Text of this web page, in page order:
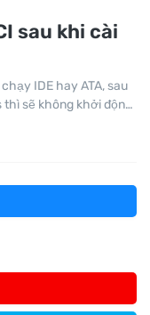
sau khi cài
IDE hay ATA, sau
thì sẽ không khởi độn…